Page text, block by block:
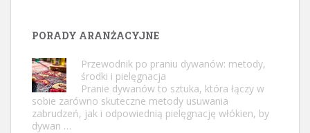
PORADY ARANŻACYJNE
Przewodnik po praniu dywanów: metody,
środki i pielęgnacja
Pranie dywanów to sztuka, która łączy w
sobie zarówno skuteczne metody usuwania
zabrudzeń, jak i odpowiednią pielęgnację włókien, by
dywan …